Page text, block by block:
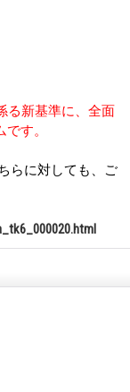
る新基準に、全面
す。
らに対しても、ご